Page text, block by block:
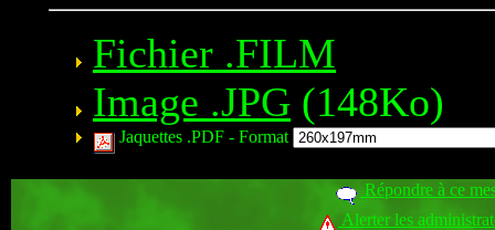
Fichier .FILM
Image .JPG (148Ko)
Jaquettes .PDF - Format
Répondre à ce
Alerter les